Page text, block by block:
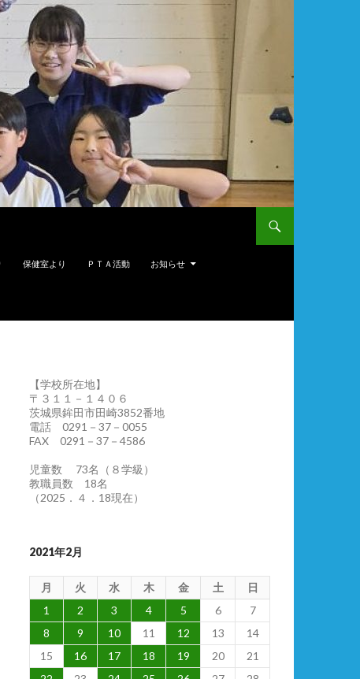
保健室より ＰＴＡ活動 お知らせ
【学校所在地】
〒３１１－１４０６
茨城県鉾田市田崎3852番地
電話 0291－37－0055
FAX 0291－37－4586
児童数 73名（８学級）
教職員数 18名
（2025．４．18現在）
2021年2月
月 火 水 木 金 土 日
1 2 3 4 5 6
7
8
9 10 11 12 13
14
15
16 17 18 19 20
21